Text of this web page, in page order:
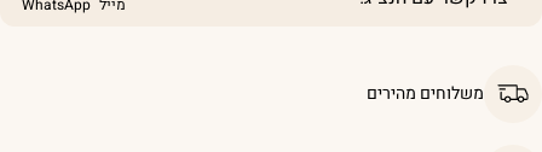
מייל WhatsApp
משלוחים מהירים